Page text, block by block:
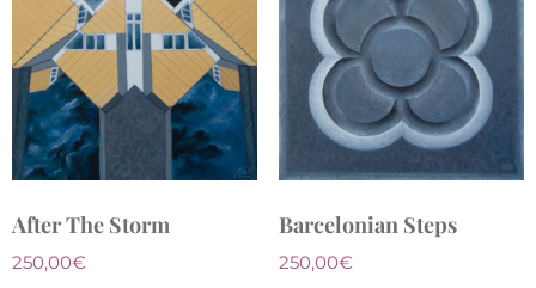
After The Storm
250,00€
Barcelonian Steps
250,00€